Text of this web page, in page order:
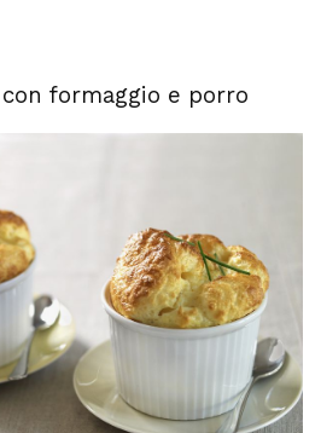
formaggio e porro